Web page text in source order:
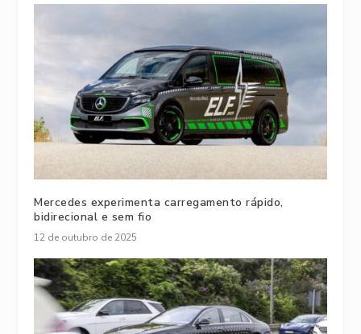
Mercedes experimenta carregamento rápido,
bidirecional e sem fio
12 de outubro de 2025